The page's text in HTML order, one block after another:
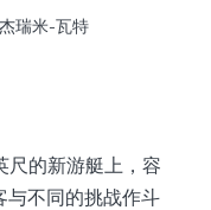
瑞米-瓦特
尺的新游艇上，容
与不同的挑战作斗